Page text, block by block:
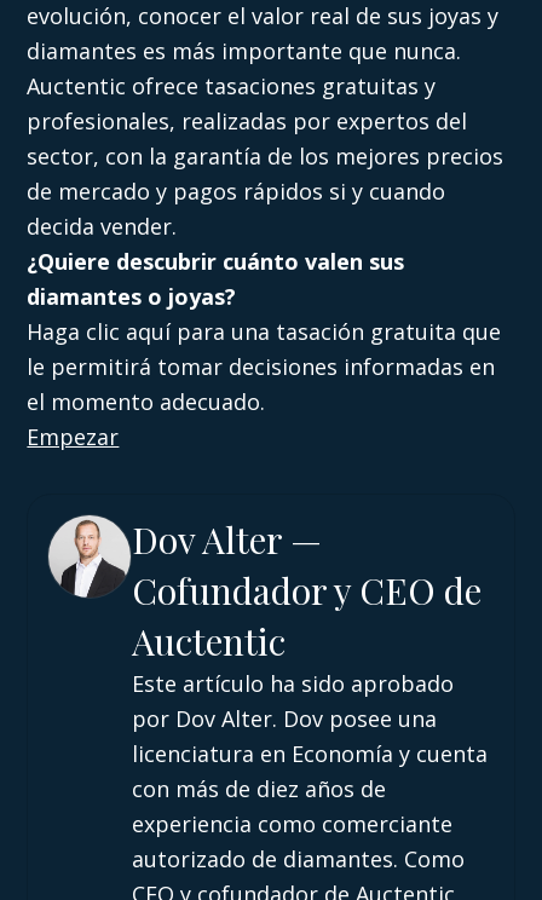
evolución, conocer el valor real de sus joyas y
diamantes es más importante que nunca.
Auctentic ofrece tasaciones gratuitas y
profesionales, realizadas por expertos del
sector, con la garantía de los mejores precios
de mercado y pagos rápidos si y cuando
decida vender.
¿Quiere descubrir cuánto valen sus
diamantes o joyas?
Haga clic aquí para una tasación gratuita que
le permitirá tomar decisiones informadas en
el momento adecuado.
Empezar
Dov Alter —
Cofundador y CEO de
Auctentic
Este artículo ha sido aprobado
por Dov Alter. Dov posee una
licenciatura en Economía y cuenta
con más de diez años de
experiencia como comerciante
autorizado de diamantes. Como
CEO y cofundador de Auctentic,